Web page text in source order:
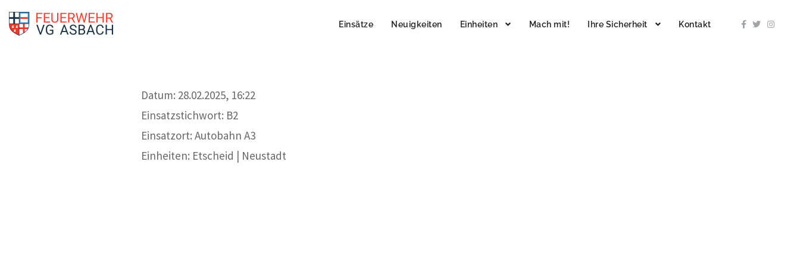
Einsätze Neuigkeiten Einheiten Mach mit! Ihre Sicherheit Kontakt
Datum: 28.02.2025, 16:22
Einsatzstichwort: B2
Einsatzort: Autobahn A3
Einheiten: Etscheid | Neustadt